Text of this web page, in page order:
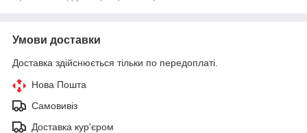
Умови доставки
Доставка здійснюється тільки по передоплаті.
Нова Пошта
Самовивіз
Доставка кур'єром